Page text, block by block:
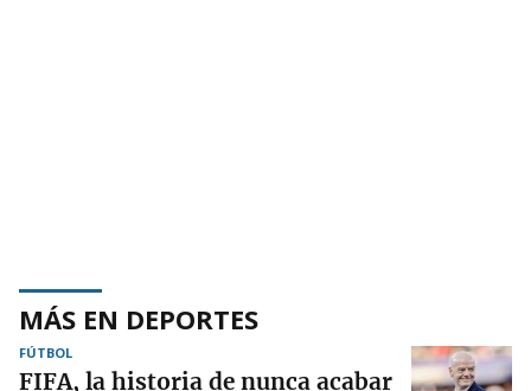
MÁS EN DEPORTES
FÚTBOL
FIFA, la historia de nunca acabar